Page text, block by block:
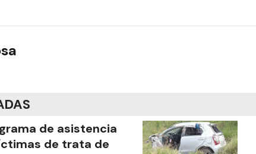
de asistencia
de trata de